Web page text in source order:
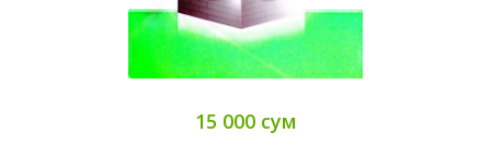
15 000 сум